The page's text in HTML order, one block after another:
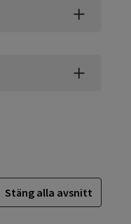
Stäng alla avsnitt